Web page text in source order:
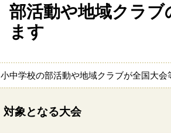
部活動や地域クラ
ます
小中学校の部活動や地域クラブが全国大会
対象となる大会